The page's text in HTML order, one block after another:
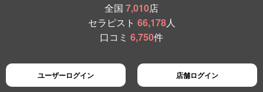
全国 7,010店
セラピスト 66,178人
口コミ 6,750件
ユーザーログイン 店舗ログイン